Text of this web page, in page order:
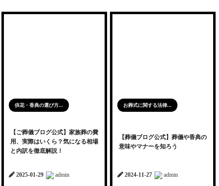
供花・香典の選び方...
【ご葬儀ブログ公式】家族葬の費
用、実際はいくら？気になる相場
と内訳を徹底解説！
2025-01-29 admin
お葬式に関する法律...
【葬儀ブログ公式】葬儀や香典の
意味やマナーを知ろう
2024-11-27 admin